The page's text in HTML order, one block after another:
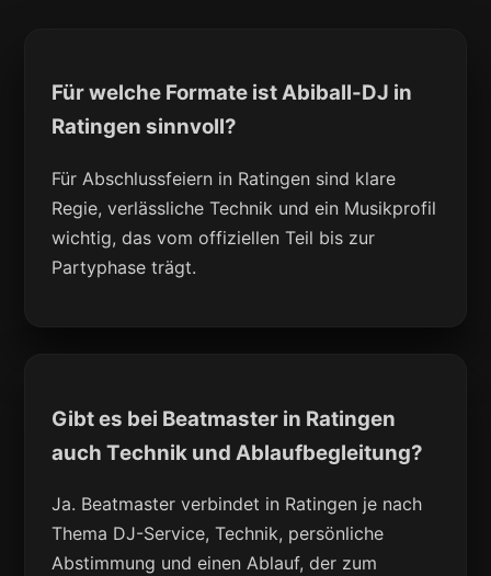
Für welche Formate ist Abiball-DJ in
Ratingen sinnvoll?
Für Abschlussfeiern in Ratingen sind klare
Regie, verlässliche Technik und ein Musikprofil
wichtig, das vom offiziellen Teil bis zur
Partyphase trägt.
Gibt es bei Beatmaster in Ratingen
auch Technik und Ablaufbegleitung?
Ja. Beatmaster verbindet in Ratingen je nach
Thema DJ-Service, Technik, persönliche
Abstimmung und einen Ablauf, der zum